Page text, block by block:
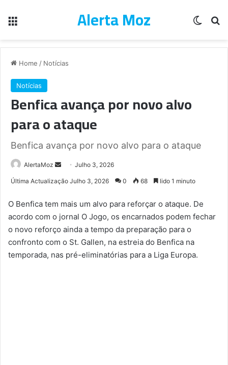
Alerta Moz
Home / Notícias
Notícias
Benfica avança por novo alvo
para o ataque
Benfica avança por novo alvo para o ataque
AlertaMoz
SendJulho 3, 2026
Última Actualização Julho 3, 2026 0 68 lido 1 minuto
O Benfica tem mais um alvo para reforçar o ataque. De
acordo com o jornal O Jogo, os encarnados podem fechar
o novo reforço ainda a tempo da preparação para o
confronto com o St. Gallen, na estreia do Benfica na
temporada, nas pré-eliminatórias para a Liga Europa.